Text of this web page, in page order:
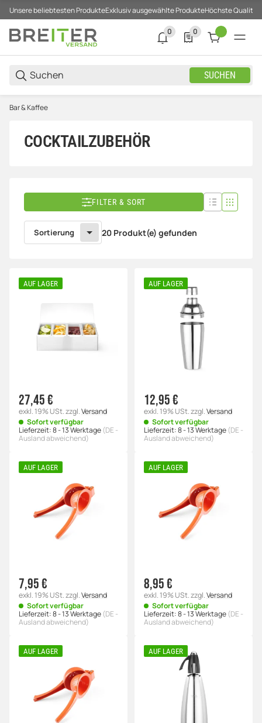
Unsere beliebtesten ProdukteExklusiv ausgewählte ProdukteHöchste Qualität
SUCHEN
0
0 neue Notifizierungen
0
0 Produkte in der
Bar & Kaffee
COCKTAILZUBEHÖR
FILTER & SORT
Sortierung 20 Produkt(e) gefunden
AUF LAGER
27,45 €
exkl. 19% USt.zzgl.Versand
Sofort verfügbar
Lieferzeit:8 - 13 Werktage(DE -
Ausland abweichend)
AUF LAGER
12,95 €
exkl. 19% USt.zzgl.Versand
Sofort verfügbar
Lieferzeit:8 - 13 Werktage(DE -
Ausland abweichend)
AUF LAGER
7,95 €
exkl. 19% USt.zzgl.Versand
Sofort verfügbar
Lieferzeit:8 - 13 Werktage(DE -
Ausland abweichend)
AUF LAGER
8,95 €
exkl. 19% USt.zzgl.Versand
Sofort verfügbar
Lieferzeit:8 - 13 Werktage(DE -
Ausland abweichend)
AUF LAGER AUF LAGER